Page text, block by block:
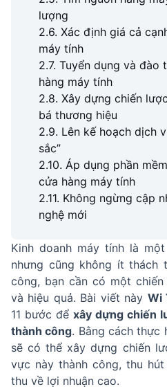
lượng
2.6. Xác định giá cả
máy tính
2.7. Tuyển dụng và đào
hàng máy tính
2.8. Xây dựng chiến
bá thương hiệu
2.9. Lên kế hoạch dịch
sắc”
2.10. Áp dụng phần
cửa hàng máy tính
2.11. Không ngừng cập
nghệ mới
Kinh doanh máy tính là
nhưng cũng không ít thách
công, bạn cần có một
và hiệu quả. Bài viết này Wi
11 bước để xây dựng chiến
thành công. Bằng cách thực
sẽ có thể xây dựng chiến
vực này thành công, thu
thu về lợi nhuận cao.